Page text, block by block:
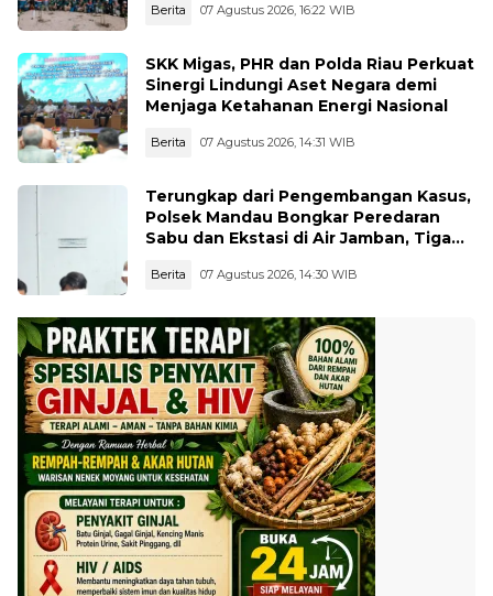
Berita 07 Agustus 2026, 16:22 WIB
SKK Migas, PHR dan Polda Riau Perkuat
Sinergi Lindungi Aset Negara demi
Menjaga Ketahanan Energi Nasional
Berita 07 Agustus 2026, 14:31 WIB
Terungkap dari Pengembangan Kasus,
Polsek Mandau Bongkar Peredaran
Sabu dan Ekstasi di Air Jamban, Tiga
Berita 07 Agustus 2026, 14:30 WIB